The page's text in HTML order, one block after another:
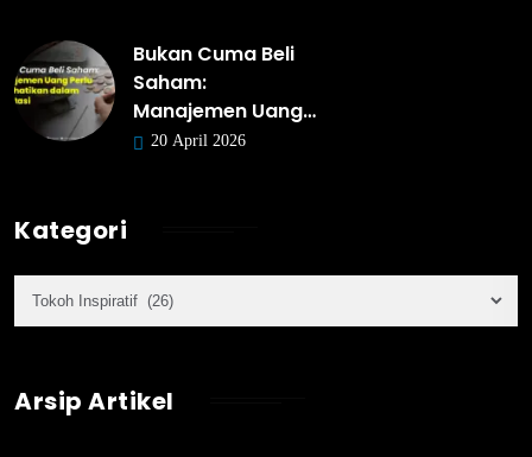
Bukan Cuma Beli
Saham:
Manajemen Uang…
20 April 2026
Kategori
Arsip Artikel